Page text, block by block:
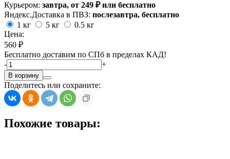
Курьером: завтра, от 249 ₽ или бесплатно
Яндекс.Доставка в ПВЗ: послезавтра, бесплатно
1 кг
5 кг
0.5 кг
Цена:
560 ₽
Бесплатно доставим по СПб в пределах КАД!
-
+
В корзину
Поделитесь или сохраните:
Похожие товары: